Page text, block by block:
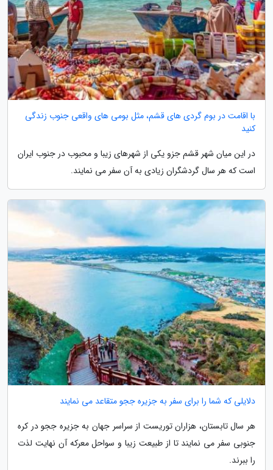
با اقامت در بوم گردی های قشم، مثل بومی های واقعی جنوب زندگی
کنید
در این میان شهر قشم جزو یکی از شهرهای زیبا و محبوب در جنوب ایران
است که هر سال گردشگران زیادی به آن سفر می نمایند.
دلایلی که شما را برای سفر به جزیره ججو متقاعد می نمایند
هر سال تابستان، هزاران توریست از سراسر جهان به جزیره ججو در کره
جنوبی سفر می نمایند تا از طبیعت زیبا و سواحل معرکه آن نهایت لذت
را ببرند.